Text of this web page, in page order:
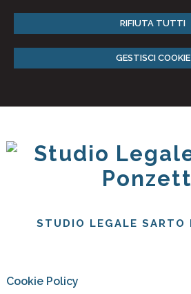
RIFIUTA TUTTI
GESTISCI COOKIE
STUDIO LEGALE SARTO
Cookie Policy